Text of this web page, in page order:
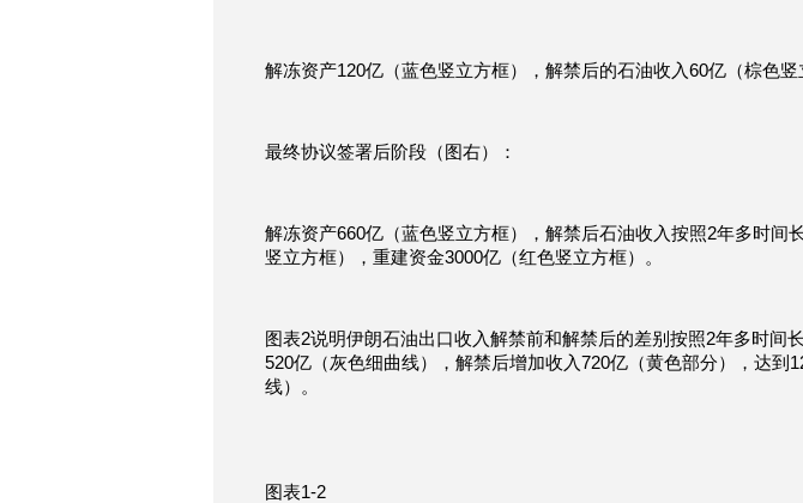
解冻资产120亿（蓝色竖立方框），解禁后的石油收入60亿（棕色竖
最终协议签署后阶段（图右）：
解冻资产660亿（蓝色竖立方框），解禁后石油收入按照2年多时间
竖立方框），重建资金3000亿（红色竖立方框）。
图表2说明伊朗石油出口收入解禁前和解禁后的差别按照2年多时间
520亿（灰色细曲线），解禁后增加收入720亿（黄色部分），达到
线）。
图表1-2